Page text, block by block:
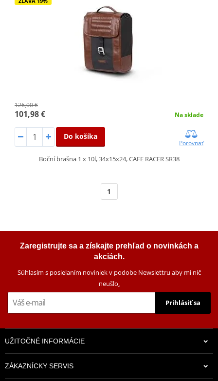
126,00 €
101,98 € Na sklade
Do košíka
Porovnať
Boční brašna 1 x 10l, 34x15x24, CAFE RACER SR38
1
Zaregistrujte sa a získajte prehľad o novinkách a
akciách.
Súhlasím s posielaním noviniek v podobe Newslettru aby mi nič
neušlo.
Prihlásiť sa
UŽITOČNÉ INFORMÁCIE
ZÁKAZNÍCKY SERVIS